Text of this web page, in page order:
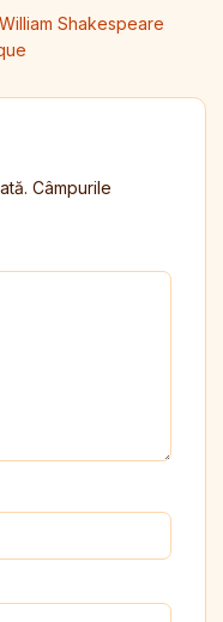
Shakespeare
Câmpurile